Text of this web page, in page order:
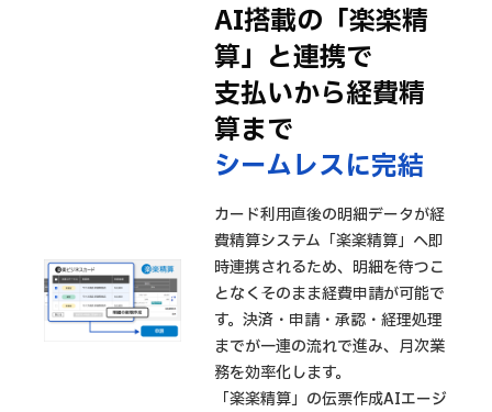
AI搭載の「楽楽精
算」と連携で
支払いから経費精
算まで
シームレスに完結
カード利用直後の明細データが経
費精算システム「楽楽精算」へ即
時連携されるため、明細を待つこ
となくそのまま経費申請が可能で
す。決済・申請・承認・経理処理
までが一連の流れで進み、月次業
務を効率化します。
「楽楽精算」の伝票作成AIエージ